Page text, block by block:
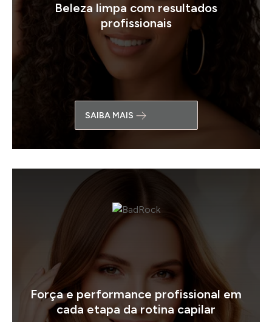
Beleza limpa com resultados
profissionais
SAIBA MAIS
Força e performance profissional em
cada etapa da rotina capilar